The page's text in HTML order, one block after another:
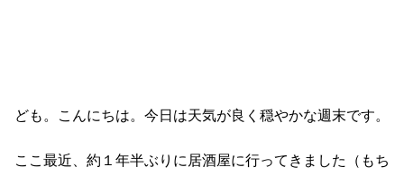
ども。こんにちは。今日は天気が良く穏やかな週末です。
ここ最近、約１年半ぶりに居酒屋に行ってきました（もち